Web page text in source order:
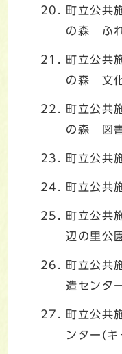
町立公共
の森 ふ
町立公共
の森 文
町立公共
の森 図
町立公共
町立公共
町立公共
辺の里公
町立公共
造センタ
町立公共
ンター(キ